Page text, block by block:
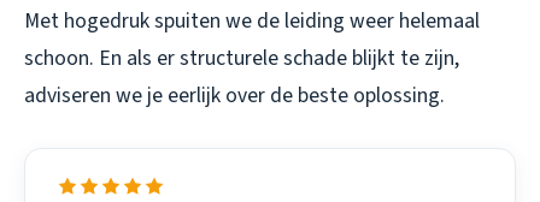
Met hogedruk spuiten we de leiding weer helemaal
schoon. En als er structurele schade blijkt te zijn,
adviseren we je eerlijk over de beste oplossing.